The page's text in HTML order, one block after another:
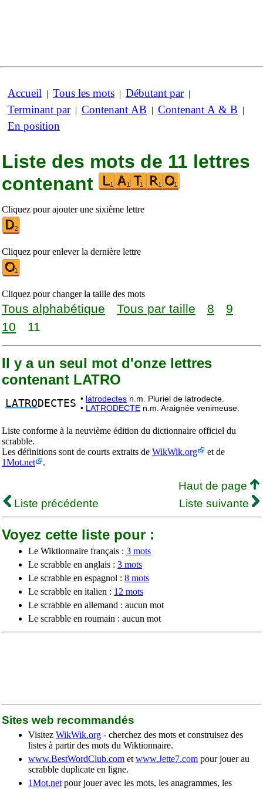
Accueil | Tous les mots | Débutant par|
Terminant par| Contenant AB | Contenant A & B |
En position
Liste des mots de 11 lettres
contenant
Cliquez pour ajouter une sixième lettre
Cliquez pour enlever la dernière lettre
Cliquez pour changer la taille des mots
Tous alphabétique Tous par taille 8
9
10
11
Il y a un seul mot d'onze lettres
contenant LATRO
LATRO DECTES • latrodectes n.m. Pluriel de latrodecte.
• LATRODECTE n.m. Araignée venimeuse.
Liste conforme à la neuvième édition du dictionnaire officiel du
scrabble.
Les définitions sont de courts extraits de WikWik.org
et de
1Mot.net
.
Haut de page
Liste précédente
Liste suivante
Voyez cette liste pour :
Le Wiktionnaire français : 3 mots
Le scrabble en anglais : 3 mots
Le scrabble en espagnol : 8 mots
Le scrabble en italien : 12 mots
Le scrabble en allemand : aucun mot
Le scrabble en roumain : aucun mot
Sites web recommandés
Visitez WikWik.org - cherchez des mots et construisez des
listes à partir des mots du Wiktionnaire.
www.BestWordClub.com et www.Jette7.com pour jouer au
scrabble duplicate en ligne.
1Mot.net pour jouer avec les mots, les anagrammes, les